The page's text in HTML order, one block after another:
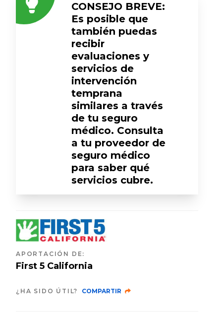
CONSEJO BREVE:
Es posible que
también puedas
recibir
evaluaciones y
servicios de
intervención
temprana
similares a través
de tu seguro
médico. Consulta
a tu proveedor de
seguro médico
para saber qué
servicios cubre.
APORTACIÓN DE:
First 5 California
¿HA SIDO ÚTIL? COMPARTIR